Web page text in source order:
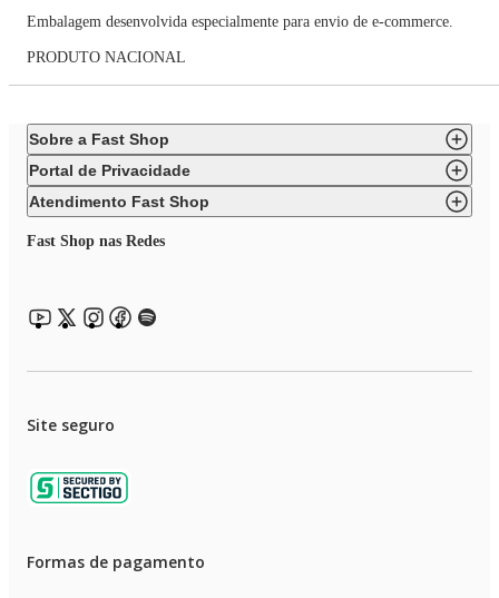
Embalagem desenvolvida especialmente para envio de e-commerce.
PRODUTO NACIONAL
Sobre a Fast Shop
Portal de Privacidade
Atendimento Fast Shop
Fast Shop nas Redes
Site seguro
Formas de pagamento